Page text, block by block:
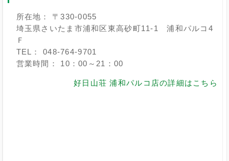
所在地： 〒330-0055
埼玉県さいたま市浦和区東高砂町11-1 浦和パルコ4
Ｆ
TEL： 048-764-9701
営業時間： 10：00～21：00
好日山荘 浦和パルコ店の詳細はこちら